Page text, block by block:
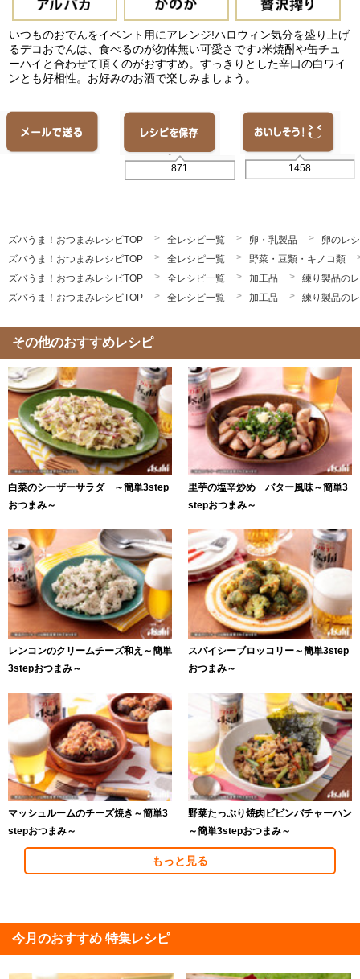
いつものおでんをイベント用にアレンジ!ハロウィン気分を盛り上げ
るデコおでんは、食べるのが勿体無い可愛さです♪米焼酎や缶チュ
ーハイと合わせて頂くのがおすすめ。すっきりとした辛口の白ワイ
ンとも好相性。お好みのお酒で楽しみましょう。
871 1458
ズバうま！おつまみレシピTOP 全レシピ一覧 卵・乳製品
卵のレ
ズバうま！おつまみレシピTOP
全レシピ一覧
野菜・豆類・キノコ類
ズバうま！おつまみレシピTOP
全レシピ一覧 加工品
練り製品の
ズバうま！おつまみレシピTOP
全レシピ一覧 加工品 練り製品の
その他のおすすめレシピ
白菜のシーザーサラダ ～簡単3step
おつまみ～
里芋の塩辛炒め バター風味～簡単3
stepおつまみ～
レンコンのクリームチーズ和え～簡単
3stepおつまみ～
スパイシーブロッコリー～簡単3step
おつまみ～
マッシュルームのチーズ焼き～簡単3
stepおつまみ～
野菜たっぷり焼肉ビビンバチャーハン
～簡単3stepおつまみ～
もっと見る
今月のおすすめ 特集レシピ